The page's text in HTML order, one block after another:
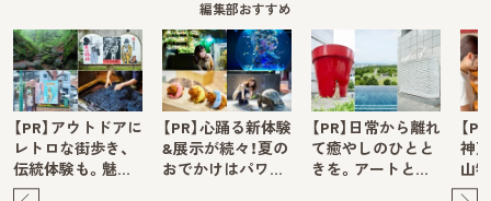
編集部おすすめ
【PR】アウトドアに
レトロな街歩き、
伝統体験も。魅…
【PR】心踊る新体験
&展示が続々！夏の
おでかけはパワ…
【PR】日常から離れ
て癒やしのひとと
きを。アートと…
【
神
山